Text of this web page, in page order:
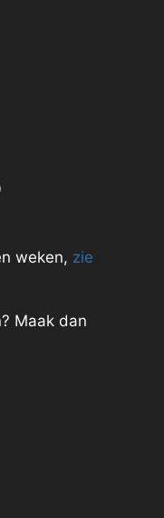
weken, zie
Maak dan